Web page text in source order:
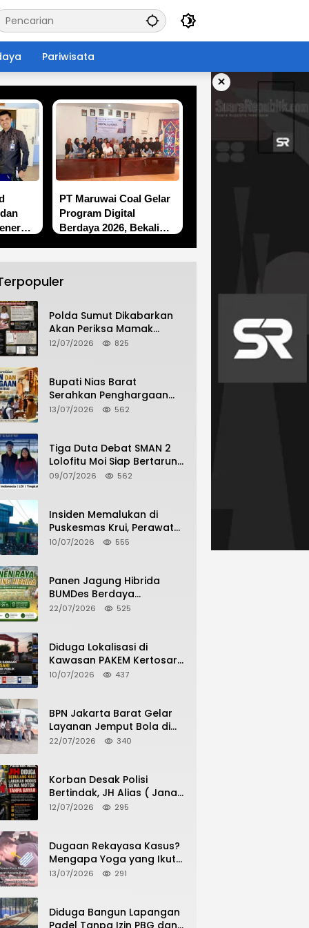
Pariwisata
×
PT Maruwai Coal Gelar
Program Digital
Berdaya 2026, Bekali
Sama LPP Butterfly
Polda Sumut Dikabarkan
Akan Periksa Mamak
Maling Terlapor dalam
Perdamaian
12/07/2026 825
Bupati Nias Barat
Serahkan Penghargaan
dan Penghargaan Bagi
13/07/2026 562
Tiga Duta Debat SMAN 2
Lolofitu Moi Siap Bertarung
di LDI Tingkat Provinsi
09/07/2026 562
Insiden Memalukan di
Puskesmas Krui, Perawat
dan Security Berselisih
10/07/2026 555
Panen Jagung Hibrida
BUMDes Berdaya
Hilimbuasi, Bukti Nyata
22/07/2026 525
Diduga Lokalisasi di
Kawasan PAKEM Kertosari
Kembali Jadi Sorotan
10/07/2026 437
BPN Jakarta Barat Gelar
Layanan Jemput Bola di
Kantor Kecamatan Grogol
HGB ke SHM
22/07/2026 340
Korban Desak Polisi
Bertindak, JH Alias ( Jana
Haris) Diduga Berulang
12/07/2026 295
Dugaan Rekayasa Kasus?
Mengapa Yoga yang Ikut
Menangkap Pelaku
Tersangka?
13/07/2026 291
Diduga Bangun Lapangan
Padel Tanpa Izin PBG dan